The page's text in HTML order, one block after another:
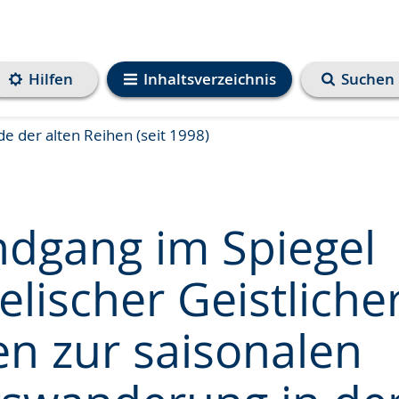
Inhaltsverzeichnis
Hilfen Suchen
der alten Reihen (seit 1998)
im Spiegel
zur saisonalen